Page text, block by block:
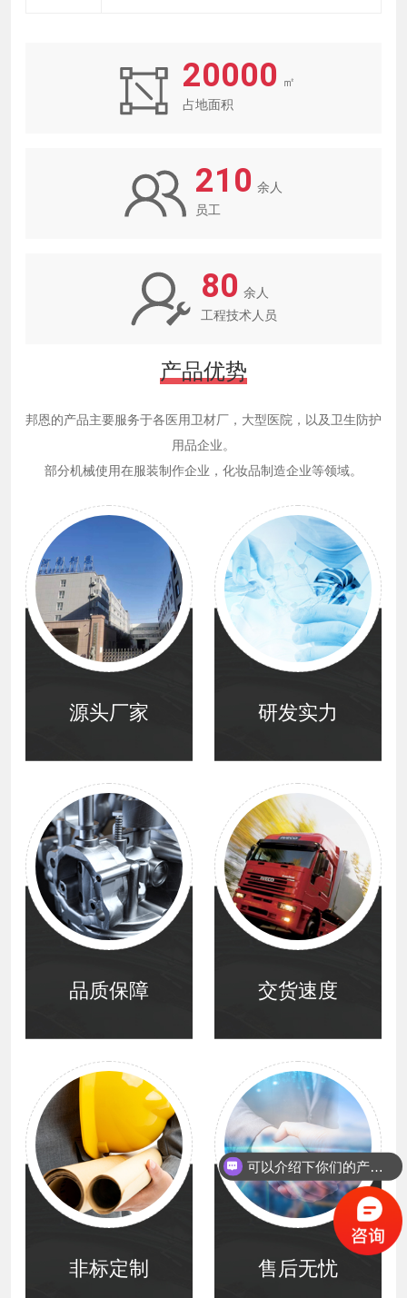
20000 ㎡
占地面积
210 余人
员工
80 余人
工程技术人员
产品优势
邦恩的产品主要服务于各医用卫材厂，大型医院，以及卫生防护
用品企业。
部分机械使用在服装制作企业，化妆品制造企业等领域。
源头厂家 研发实力
品质保障 交货速度
非标定制 售后无忧
可以介绍下你们的产品么？
你们是怎么收费的呢？